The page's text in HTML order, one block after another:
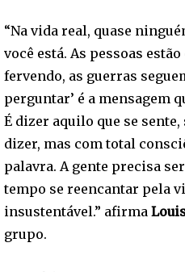
“Na vida real, quase
você está. As pessoas
fervendo, as guerras
perguntar’ é a mensagem
É dizer aquilo que se
dizer, mas com total
palavra. A gente precisa
tempo se reencantar pela
insustentável.” afirma
grupo.